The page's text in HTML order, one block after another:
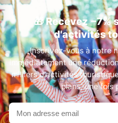
🎁 Recevez
d'activités
Inscrivez-vous à notre
immédiatement une
milliers d'activités
plans, une fois
Votre
adresse